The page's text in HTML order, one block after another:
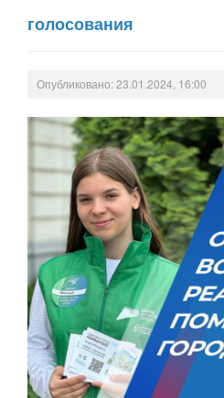
голосования
Опубликовано: 23.01.2024, 16:00